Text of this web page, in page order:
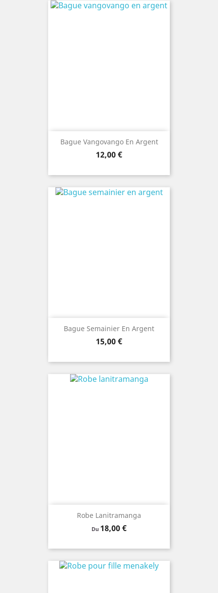
Bague Vangovango En Argent
Prix
12,00 €
Bague Semainier En Argent
Prix
15,00 €
Robe Lanitramanga
Du Prix
18,00 €